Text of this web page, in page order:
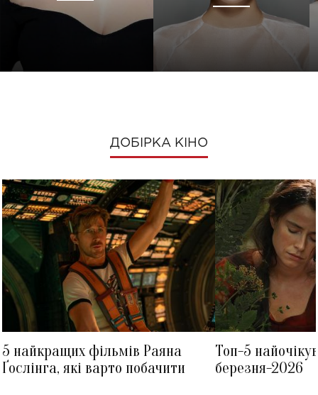
ДОБІРКА КІНО
5 найкращих фільмів Раяна
Ґослінга, які варто побачити
Топ-5
березня-2026